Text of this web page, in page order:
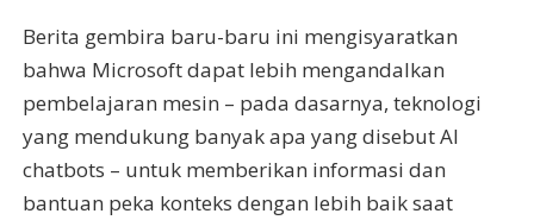
Berita gembira baru-baru ini mengisyaratkan
bahwa Microsoft dapat lebih mengandalkan
pembelajaran mesin – pada dasarnya, teknologi
yang mendukung banyak apa yang disebut AI
chatbots – untuk memberikan informasi dan
bantuan peka konteks dengan lebih baik saat